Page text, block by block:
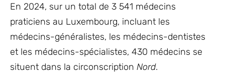
En 2024, sur un total de 3 541 médecins
praticiens au Luxembourg, incluant les
médecins-généralistes, les médecins-dentistes
et les médecins-spécialistes, 430 médecins se
situent dans la circonscription Nord.